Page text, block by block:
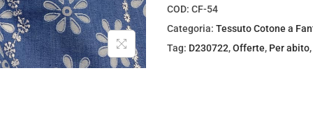
a
l
e
è
:
COD: CF-54
Categoria: Tessuto Cotone a
Tag: D230722,Offerte, Per abito,